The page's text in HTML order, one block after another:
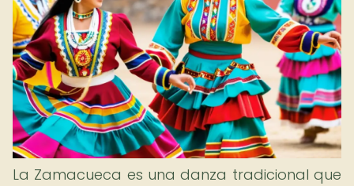
La Zamacueca es una danza tradicional que